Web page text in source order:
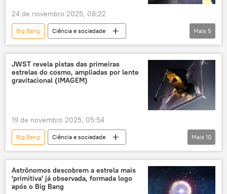
Universo
Chile
24 de novembro 2025, 08:22
Big Bang
Ciência e sociedade
buraco negro
galáxias
telescópio
James Webb
astronomia Universo
Mais 5
JWST revela pistas das primeiras
estrelas do cosmo, ampliadas por lente
gravitacional (IMAGEM)
19 de novembro 2025, 05:54
Big Bang
Ciência e sociedade
Ciência e Tecnologia
Sociedade
Albert Einstein
Universo
estrelas
pesquisa
Mais 10
Astrônomos descobrem a estrela mais
'primitiva' já observada, formada logo
após o Big Bang